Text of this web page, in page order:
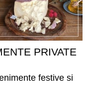
PRIVATE
festive si